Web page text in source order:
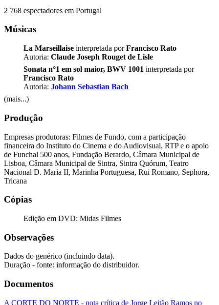
2 768 espectadores em Portugal
Músicas
La Marseillaise interpretada porFrancisco Rato
Autoria: Claude Joseph Rouget de Lisle
Sonata n°1 em sol maior, BWV 1001 interpretada por
Francisco Rato
Autoria: Johann Sebastian Bach
(mais...)
Produção
Empresas produtoras: Filmes de Fundo, com a participação
financeira do Instituto do Cinema e do Audiovisual, RTP e o apoio
de Funchal 500 anos, Fundação Berardo, Câmara Municipal de
Lisboa, Câmara Municipal de Sintra, Sintra Quórum, Teatro
Nacional D. Maria II, Marinha Portuguesa, Rui Romano, Sephora,
Tricana
Cópias
Edição em DVD: Midas Filmes
Observações
Dados do genérico (incluindo data).
Duração - fonte: informação do distribuidor.
Documentos
A CORTE DO NORTE - nota crítica de Jorge Leitão Ramos no